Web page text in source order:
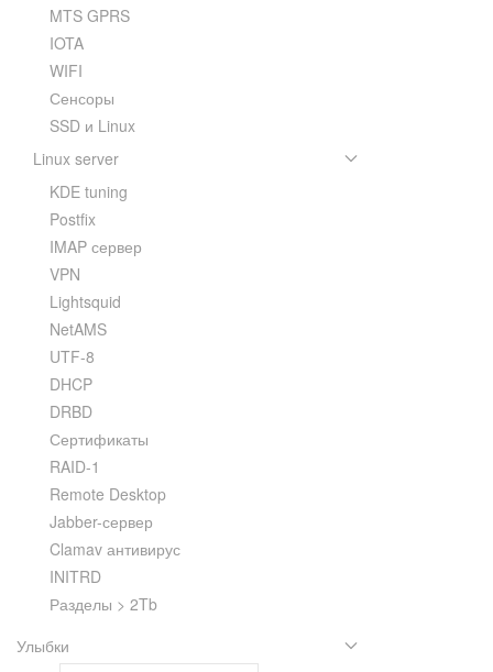
MTS GPRS
IOTA
WIFI
Сенсоры
SSD и Linux
Linux server
KDE tuning
Postfix
IMAP сервер
VPN
Lightsquid
NetAMS
UTF-8
DHCP
DRBD
Сертификаты
RAID-1
Remote Desktop
Jabber-сервер
Clamav антивирус
INITRD
Разделы > 2Tb
Улыбки